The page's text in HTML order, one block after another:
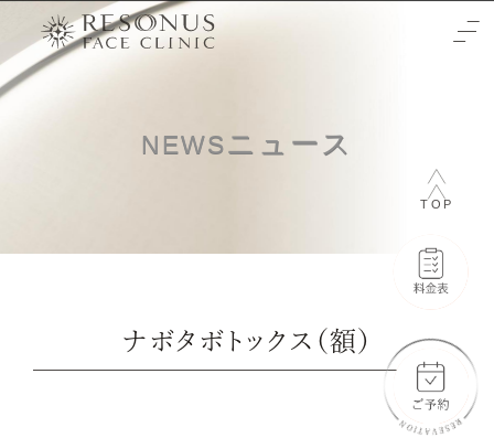
クリニックについて
-初めての方へ
-輪郭3点
料金表
TOP
NEWSニュース
ナボタボトックス（額）